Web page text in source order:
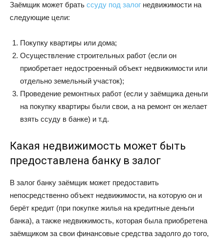
Заёмщик может брать ссуду под залог недвижимости на
следующие цели:
Покупку квартиры или дома;
Осуществление строительных работ (если он
приобретает недостроенный объект недвижимости или
отдельно земельный участок);
Проведение ремонтных работ (если у заёмщика деньги
на покупку квартиры были свои, а на ремонт он желает
взять ссуду в банке) и т.д.
Какая недвижимость может быть
предоставлена банку в залог
В залог банку заёмщик может предоставить
непосредственно объект недвижимости, на которую он и
берёт кредит (при покупке жилья на кредитные деньги
банка), а также недвижимость, которая была приобретена
заёмщиком за свои финансовые средства задолго до того,